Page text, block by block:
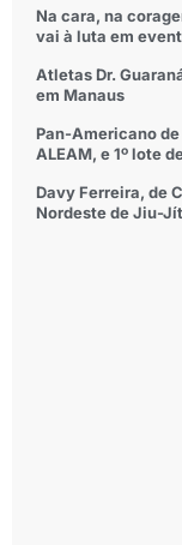
Na cara, na
vai à luta em
Atletas Dr.
em Manaus
Pan-Americano
ALEAM, e 1º lote
Davy Ferreira, de
Nordeste de Jiu-